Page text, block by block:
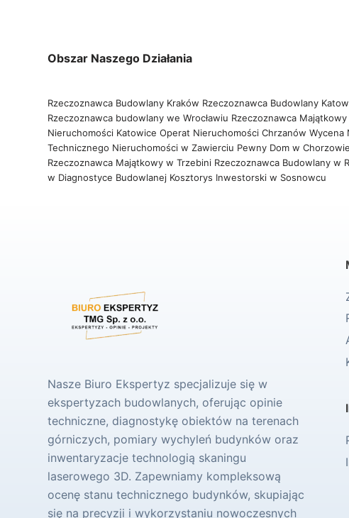
Obszar Naszego Działania
Rzeczoznawca Budowlany Kraków Rzeczoznawca Budowlany
Rzeczoznawca budowlany we Wrocławiu Rzeczoznawca
Nieruchomości Katowice Operat Nieruchomości Chrzanów Wycena
Technicznego Nieruchomości w Zawierciu Pewny Dom w Chorzowie
Rzeczoznawca Majątkowy w Trzebini Rzeczoznawca Budowlany w
w Diagnostyce Budowlanej Kosztorys Inwestorski w Sosnowcu
Nasze Biuro Ekspertyz specjalizuje się w
ekspertyzach budowlanych, oferując opinie
techniczne, diagnostykę obiektów na terenach
górniczych, pomiary wychyleń budynków oraz
inwentaryzacje technologią skaningu
laserowego 3D. Zapewniamy kompleksową
ocenę stanu technicznego budynków, skupiając
się na precyzji i wykorzystaniu nowoczesnych